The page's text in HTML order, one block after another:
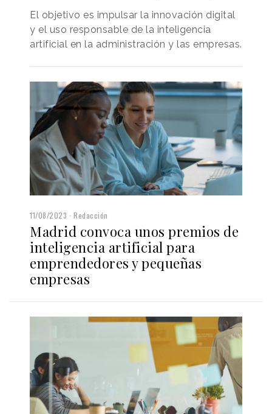
El objetivo es impulsar la innovación digital
y el uso responsable de la inteligencia
artificial en la administración y las empresas.
11/08/2023 Redacción
Madrid convoca unos premios de
inteligencia artificial para
emprendedores y pequeñas
empresas